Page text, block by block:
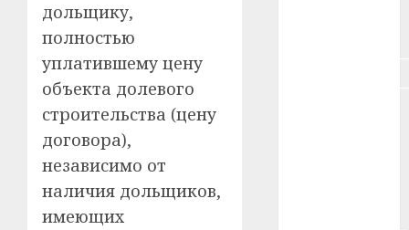
дольщику,
полностью
уплатившему цену
объекта долевого
строительства (цену
договора),
независимо от
наличия дольщиков,
имеющих